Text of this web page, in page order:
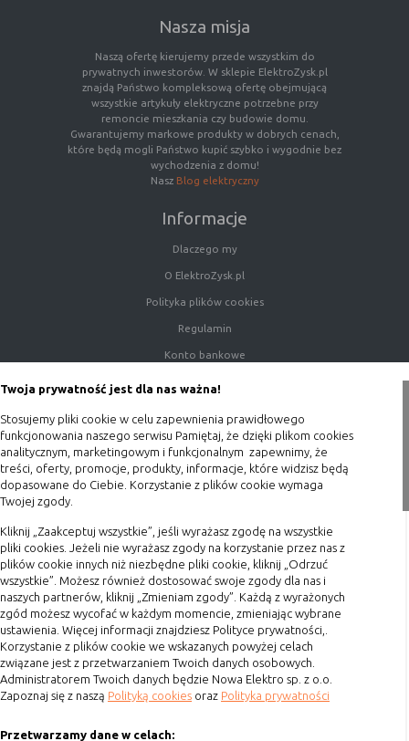
Twoja prywatność jest dla nas ważna!
Stosujemy pliki cookie w celu zapewnienia prawidłowego
funkcjonowania naszego serwisu Pamiętaj, że dzięki plikom cookies
analitycznym, marketingowym i funkcjonalnym zapewnimy, że
treści, oferty, promocje, produkty, informacje, które widzisz będą
dopasowane do Ciebie. Korzystanie z plików cookie wymaga
Twojej zgody.
Kliknij „Zaakceptuj wszystkie”, jeśli wyrażasz zgodę na wszystkie
pliki cookies. Jeżeli nie wyrażasz zgody na korzystanie przez nas z
plików cookie innych niż niezbędne pliki cookie, kliknij „Odrzuć
wszystkie”. Możesz również dostosować swoje zgody dla nas i
naszych partnerów, kliknij „Zmieniam zgody”. Każdą z wyrażonych
zgód możesz wycofać w każdym momencie, zmieniając wybrane
ustawienia. Więcej informacji znajdziesz Polityce prywatności,.
Korzystanie z plików cookie we wskazanych powyżej celach
związane jest z przetwarzaniem Twoich danych osobowych.
Administratorem Twoich danych będzie Nowa Elektro sp. z o.o.
Zapoznaj się z naszą Polityką cookies oraz Polityka prywatności
Przetwarzamy dane w celach:
Nasza misja
Naszą ofertę kierujemy przede wszystkim do
prywatnych inwestorów. W sklepie ElektroZysk.pl
znajdą Państwo kompleksową ofertę obejmującą
wszystkie artykuły elektryczne potrzebne przy
remoncie mieszkania czy budowie domu.
Gwarantujemy markowe produkty w dobrych cenach,
które będą mogli Państwo kupić szybko i wygodnie bez
wychodzenia z domu!
Nasz Blog elektryczny
Informacje
Dlaczego my
O ElektroZysk.pl
Polityka plików cookies
Regulamin
Konto bankowe
Blog
Zakupy
Terminy realizacji
Koszty przesyłki
Dostawa
Reklamacje
Zwrot towaru
Kontakt
Szybki kontakt